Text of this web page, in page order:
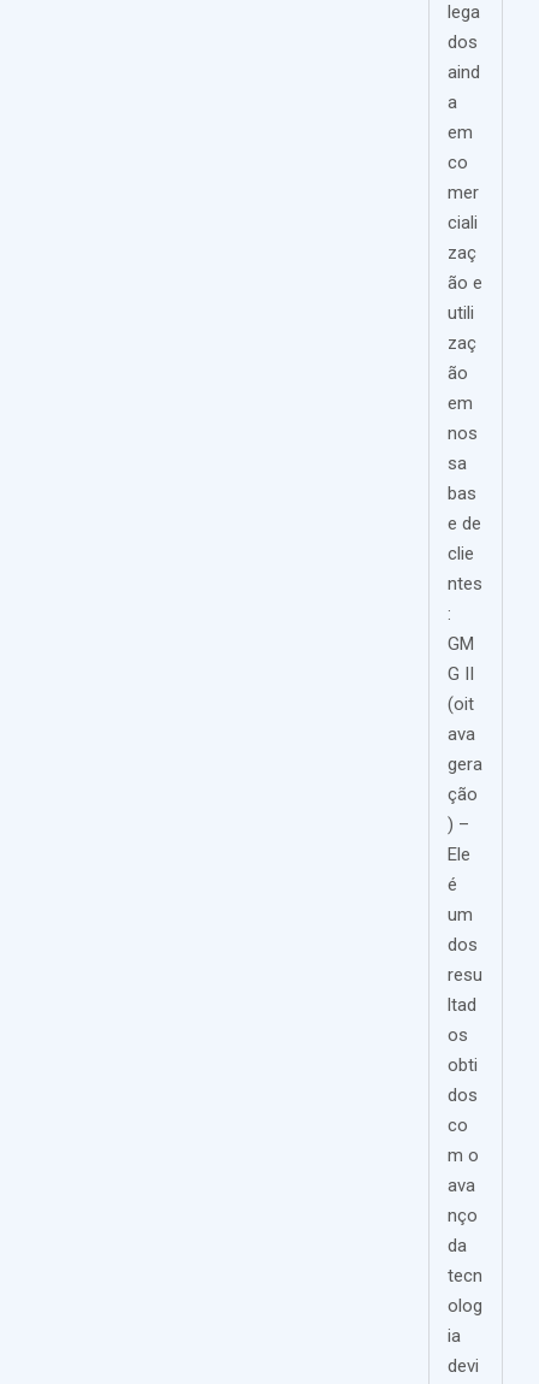
lega
dos
aind
a
em
co
mer
ciali
zaç
ão e
utili
zaç
ão
em
nos
sa
bas
e de
clie
ntes
:
GM
G II
(oit
ava
gera
ção
) –
Ele
é
um
dos
resu
ltad
os
obti
dos
co
m o
ava
nço
da
tecn
olog
ia
devi